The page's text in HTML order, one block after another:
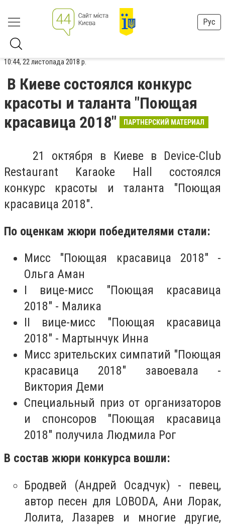
Рус
10:44, 22 листопада 2018 р.
В Киеве состоялся конкурс
красоты и таланта "Поющая
красавица 2018"
ПАРТНЕРСКИЙ МАТЕРИАЛ
21 октября в Киеве в Device-Club
Restaurant Karaoke Hall состоялся
конкурс красоты и таланта "Поющая
красавица 2018".
По оценкам жюри победителями стали:
Мисс "Поющая красавица 2018" -
Ольга Аман
I вице-мисс "Поющая красавица
2018" - Малика
II вице-мисс "Поющая красавица
2018" - Мартынчук Инна
Мисс зрительских симпатий "Поющая
красавица 2018" завоевала -
Виктория Деми
Специальный приз от организаторов
и спонсоров "Поющая красавица
2018" получила Людмила Рог
В состав жюри конкурса вошли:
Бродвей (Андрей Осадчук) - певец,
автор песен для LOBODA, Ани Лорак,
Лолита, Лазарев и многие другие,